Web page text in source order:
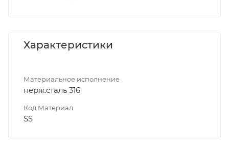
Характеристики
Материальное исполнение
нерж.сталь 316
Код Материал
SS